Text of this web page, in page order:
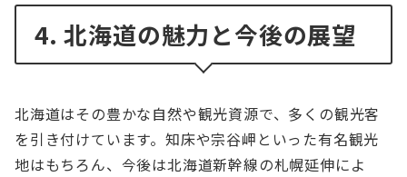
4. 北海道の魅力と今後の展望
北海道はその豊かな自然や観光資源で、多くの観光客
を引き付けています。知床や宗谷岬といった有名観光
地はもちろん、今後は北海道新幹線の札幌延伸によ